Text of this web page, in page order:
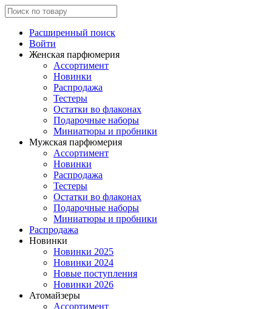
Расширенный поиск
Войти
Женская парфюмерия
Ассортимент
Новинки
Распродажа
Тестеры
Остатки во флаконах
Подарочные наборы
Миниатюры и пробники
Мужская парфюмерия
Ассортимент
Новинки
Распродажа
Тестеры
Остатки во флаконах
Подарочные наборы
Миниатюры и пробники
Распродажа
Новинки
Новинки 2025
Новинки 2024
Новые поступления
Новинки 2026
Атомайзеры
Ассортимент